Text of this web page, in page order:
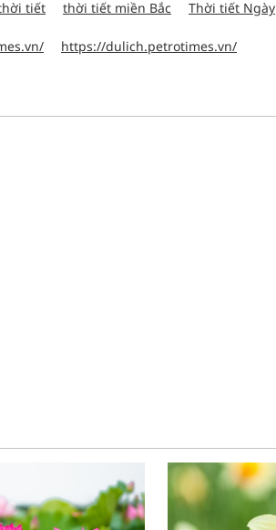
tiết thời tiết miền Bắc Thời tiết Ngày
https://dulich.petrotimes.vn/